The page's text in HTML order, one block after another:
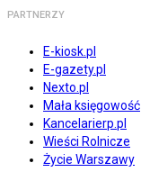
PARTNERZY
E-kiosk.pl
E-gazety.pl
Nexto.pl
Mała księgowość
Kancelarierp.pl
Wieści Rolnicze
Życie Warszawy